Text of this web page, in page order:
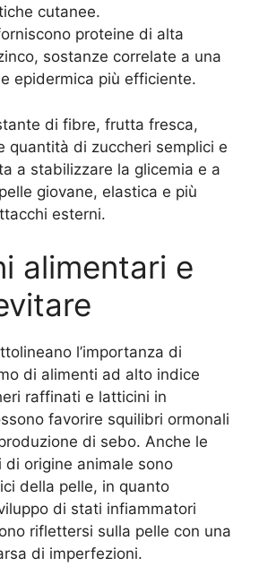
cutanee.
proteine di alta
sostanze correlate a una
epidermica più efficiente.
di fibre, frutta fresca,
quantità di zuccheri semplici e
a stabilizzare la glicemia e a
giovane, elastica e più
esterni.
alimentari e
l’importanza di
di alimenti ad alto indice
raffinati e latticini in
favorire squilibri ormonali
di sebo. Anche le
origine animale sono
della pelle, in quanto
di stati infiammatori
riflettersi sulla pelle con una
di imperfezioni.